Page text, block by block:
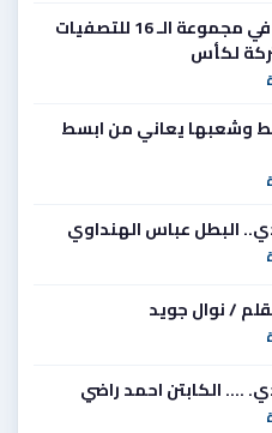
منتخبنا الوطني في مجموعة الـ 16 للتصفيات
لكأس
وشعبها يعاني من ابسط
البطل عباس الهنداوي
/ نوال جويد
.... الكابتن احمد راضي